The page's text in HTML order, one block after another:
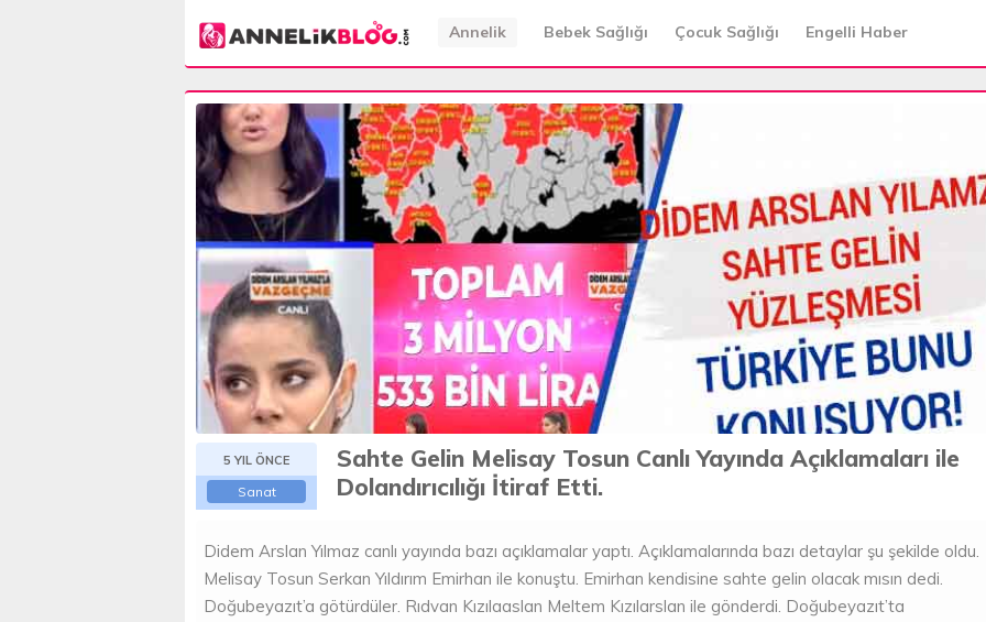
Annelik Bebek Sağlığı Çocuk Sağlığı Engelli Haber
5 YIL ÖNCE
Sanat
Sahte Gelin Melisay Tosun Canlı Yayında Açıklamaları ile
Dolandırıcılığı İtiraf Etti.
Didem Arslan Yılmaz canlı yayında bazı açıklamalar yaptı. Açıklamalarında bazı detaylar şu şekilde oldu.
Melisay Tosun Serkan Yıldırım Emirhan ile konuştu. Emirhan kendisine sahte gelin olacak mısın dedi.
Doğubeyazıt’a götürdüler. Rıdvan Kızılaaslan Meltem Kızılarslan ile gönderdi. Doğubeyazıt’ta